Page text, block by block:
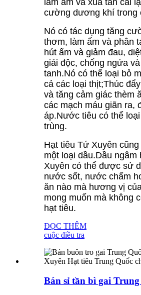
làm ấm và xua tan cái
cường dương khí trong
Nó có tác dụng tăng
thơm, làm ấm và phân
hút ẩm và giảm đau,
giải độc, chống ngứa
tanh.Nó có thể loại bỏ
cả các loại thịt;Thúc
và tăng cảm giác thèm
các mạch máu giãn ra,
áp.Nước tiêu có thể
trùng.
Hạt tiêu Tứ Xuyên
một loại dầu.Dầu ngâm
Xuyên có thể được sử
nước sốt, nước chấm
ăn nào mà hương vị
mong muốn mà không
hạt tiêu.
ĐỌC THÊM
cuộc điều tra
Bán sỉ tần bì gai Trung